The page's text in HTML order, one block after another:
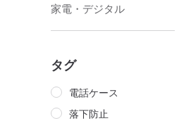
家電・デジタル
タグ
電話ケース
落下防止